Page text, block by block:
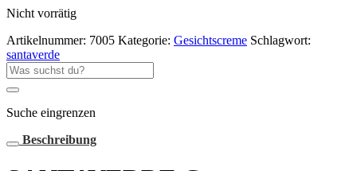
Nicht vorrätig
Artikelnummer: 7005 Kategorie: Gesichtscreme Schlagwort:
santaverde
Suche
nach:
Suche eingrenzen
Beschreibung